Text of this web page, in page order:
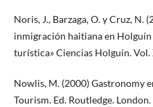
Noris, J., Barzaga, O. y Cruz,
inmigración haitiana en
turística» Ciencias Holguín. Vol.
Nowlis, M. (2000) Gastronomy
Tourism. Ed. Routledge. London.